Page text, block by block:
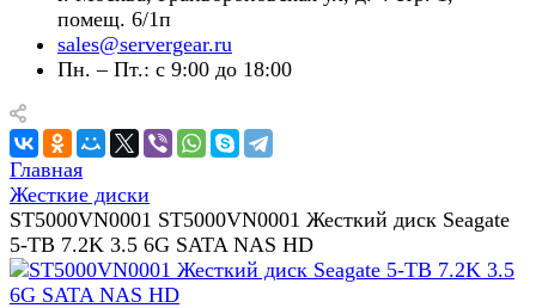
помещ. 6/1п
sales@servergear.ru
Пн. – Пт.: с 9:00 до 18:00
Главная
Жесткие диски
ST5000VN0001 ST5000VN0001 Жесткий диск Seagate
5-TB 7.2K 3.5 6G SATA NAS HD